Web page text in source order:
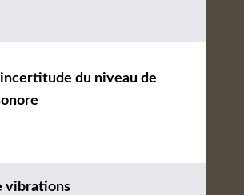
du niveau de
vibrations